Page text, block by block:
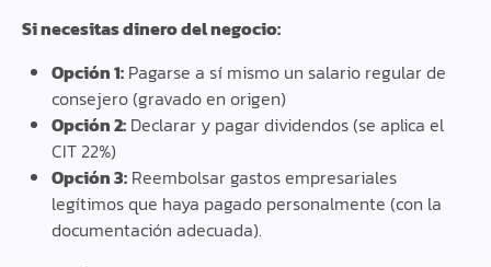
Si necesitas dinero del negocio:
Opción 1: Pagarse a sí mismo un salario regular de
consejero (gravado en origen)
Opción 2: Declarar y pagar dividendos (se aplica el
CIT 22%)
Opción 3: Reembolsar gastos empresariales
legítimos que haya pagado personalmente (con la
documentación adecuada).